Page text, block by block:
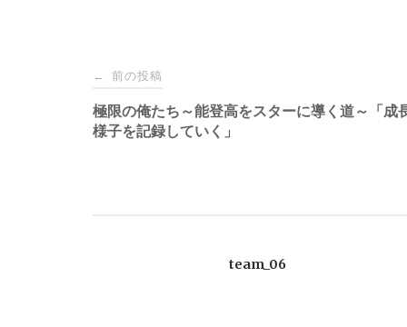
投
稿
← 前の投稿
極限の俺たち～能登高をスターに導く道～「成
様子を記録していく」
team_06